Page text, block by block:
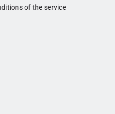
of the service